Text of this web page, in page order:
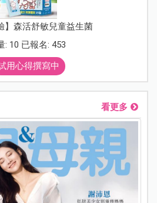
】森活舒敏兒童益生菌
: 10 已報名: 453
用心得撰寫中
看更多